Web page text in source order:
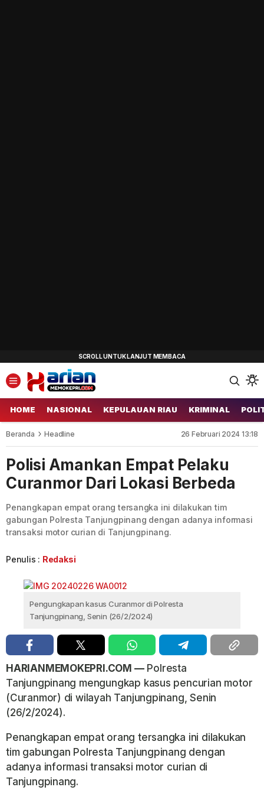
HOME NASIONAL KEPULAUAN RIAU KRIMINAL
Beranda Headline 26 Februari 2024 13:18
Polisi Amankan Empat Pelaku
Curanmor Dari Lokasi Berbeda
Penangkapan empat orang tersangka ini dilakukan tim
gabungan Polresta Tanjungpinang dengan adanya informasi
transaksi motor curian di Tanjungpinang.
Penulis : Redaksi
Pengungkapan kasus Curanmor di Polresta
Tanjungpinang, Senin (26/2/2024)
HARIANMEMOKEPRI.COM —Polresta
Tanjungpinang mengungkap kasus pencurian motor
(Curanmor) di wilayah Tanjungpinang, Senin
(26/2/2024).
Penangkapan empat orang tersangka ini dilakukan
tim gabungan Polresta Tanjungpinang dengan
adanya informasi transaksi motor curian di
Tanjungpinang.